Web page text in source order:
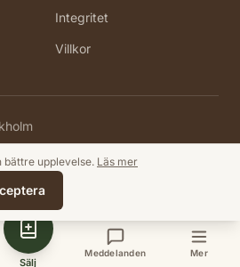
Integritet
Villkor
Sälj
Meddelanden Mer
bättre upplevelse. Läs mer